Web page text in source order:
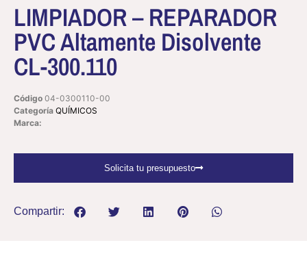
LIMPIADOR – REPARADOR
PVC Altamente Disolvente
CL-300.110
Código 04-0300110-00
Categoría QUÍMICOS
Marca:
Solicita tu presupuesto
Compartir: